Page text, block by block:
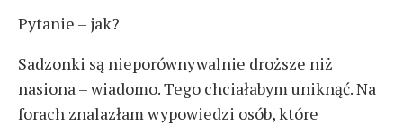
Pytanie – jak?
Sadzonki są nieporównywalnie droższe niż
nasiona – wiadomo. Tego chciałabym uniknąć. Na
forach znalazłam wypowiedzi osób, które